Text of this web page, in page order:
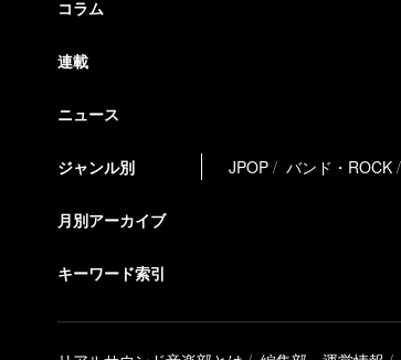
コラム
連載
ニュース
ジャンル別 JPOP バンド・ROCK
月別アーカイブ
キーワード索引